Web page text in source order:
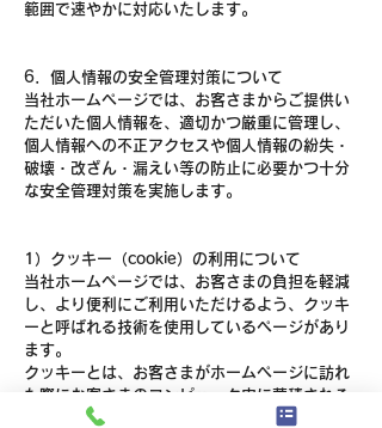
範囲で速やかに対応いたします。
6．個人情報の安全管理対策について
当社ホームページでは、お客さまからご提供い
ただいた個人情報を、適切かつ厳重に管理し、
個人情報への不正アクセスや個人情報の紛失・
破壊・改ざん・漏えい等の防止に必要かつ十分
な安全管理対策を実施します。
1）クッキー（cookie）の利用について
当社ホームページでは、お客さまの負担を軽減
し、より便利にご利用いただけるよう、クッキ
ーと呼ばれる技術を使用しているページがあり
ます。
クッキーとは、お客さまがホームページに訪れ
た際にお客さまのコンピュータ内に蓄積される
小さなテキストファイルのことです。これによ